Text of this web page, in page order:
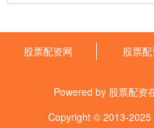
股票配资网 股票
Powered by 股票配资
Copyright © 2013-2025